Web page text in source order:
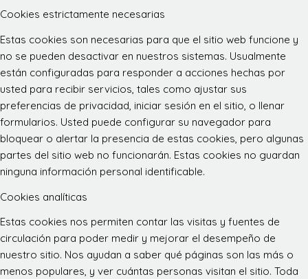
Cookies estrictamente necesarias
Estas cookies son necesarias para que el sitio web funcione y
no se pueden desactivar en nuestros sistemas. Usualmente
están configuradas para responder a acciones hechas por
usted para recibir servicios, tales como ajustar sus
preferencias de privacidad, iniciar sesión en el sitio, o llenar
formularios. Usted puede configurar su navegador para
bloquear o alertar la presencia de estas cookies, pero algunas
partes del sitio web no funcionarán. Estas cookies no guardan
ninguna información personal identificable.
Cookies analíticas
Estas cookies nos permiten contar las visitas y fuentes de
circulación para poder medir y mejorar el desempeño de
nuestro sitio. Nos ayudan a saber qué páginas son las más o
menos populares, y ver cuántas personas visitan el sitio. Toda